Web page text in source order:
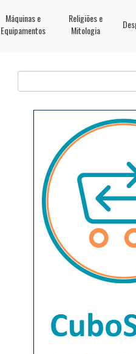
Máquinas e
Equipamentos
Religiões e
Mitologia